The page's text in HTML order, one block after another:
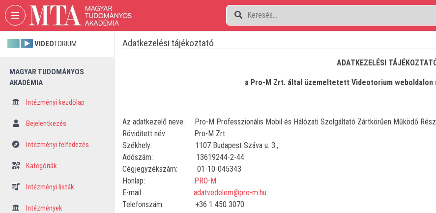
Fejléc kihagyása Menü kihagyása Tartalom kihagyása
VIDEOTORIUM
MAGYAR TUDOMÁNYOS
AKADÉMIA
Intézményi kezdőlap
Bejelentkezés
Intézményi felfedezés
Kategóriák
Intézményi listák
Intézmények
Adatkezelési tájékoztató
ADATKEZELÉSI
a Pro-M Zrt. által üzemeltetett Videotorium
Az adatkezelő neve: Pro-M Professzionális Mobil és Hálózati Szolgáltató Zártkörűen Működő
Rövidített név: Pro-M Zrt.
Székhely: 1107 Budapest Száva u. 3.,
Adószám: 13619244-2-44
Cégjegyzékszám: 01-10-045343
Honlap: PRO-M
E-mail: adatvedelem@pro-m.hu
Telefonszám: +36 1 450 3070